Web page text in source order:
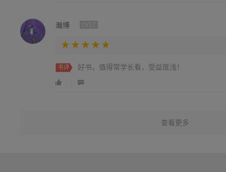
瀚博
书评 好书，值得常学长看，受益匪浅！
查看更多